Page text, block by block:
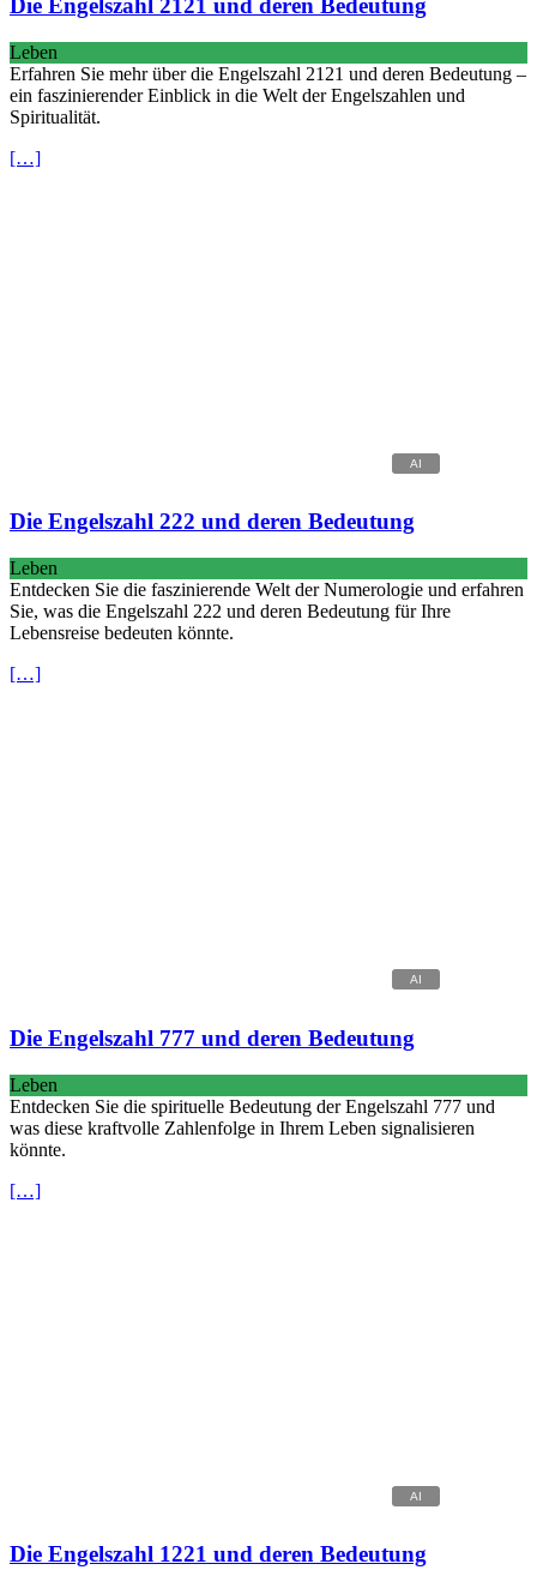
Die Engelszahl 2121 und deren Bedeutung
Leben
Erfahren Sie mehr über die Engelszahl 2121 und deren Bedeutung –
ein faszinierender Einblick in die Welt der Engelszahlen und
Spiritualität.
[…]
Die Engelszahl 222 und deren Bedeutung
Leben
Entdecken Sie die faszinierende Welt der Numerologie und erfahren
Sie, was die Engelszahl 222 und deren Bedeutung für Ihre
Lebensreise bedeuten könnte.
[…]
Die Engelszahl 777 und deren Bedeutung
Leben
Entdecken Sie die spirituelle Bedeutung der Engelszahl 777 und
was diese kraftvolle Zahlenfolge in Ihrem Leben signalisieren
könnte.
[…]
Die Engelszahl 1221 und deren Bedeutung